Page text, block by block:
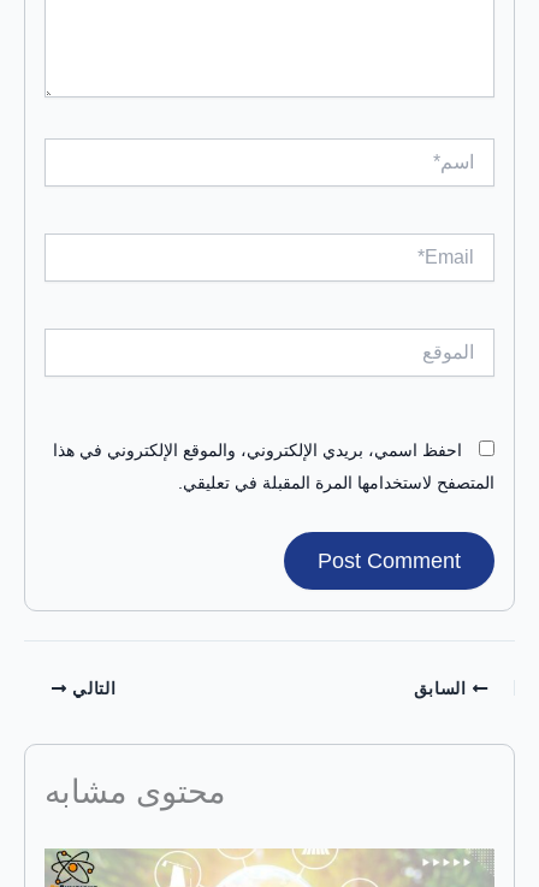
اسم*
احفظ اسمي، بريدي الإلكتروني، والموقع الإلكتروني في هذا
المتصفح لاستخدامها المرة المقبلة في تعليقي.
السابق التالي
محتوى مشابه